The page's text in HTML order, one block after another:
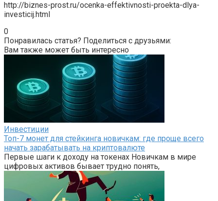
http://biznes-prost.ru/ocenka-effektivnosti-proekta-dlya-
investicij.html
0
Понравилась статья? Поделиться с друзьями:
Вам также может быть интересно
Инвестиции
Топ-7 монет для стейкинга новичкам: где проще всего
начать зарабатывать на криптовалюте
Первые шаги к доходу на токенах Новичкам в мире
цифровых активов бывает трудно понять,